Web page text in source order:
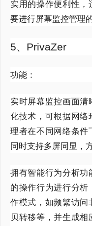
实用的操作便利性
要进行屏幕监控管理
5、PrivaZer
功能：
实时屏幕监控画面
化技术，可根据网络
理者在不同网络条件
同时支持多屏同显，
拥有智能行为分析功
的操作行为进行分
作模式，如频繁访问
贝转移等，并生成